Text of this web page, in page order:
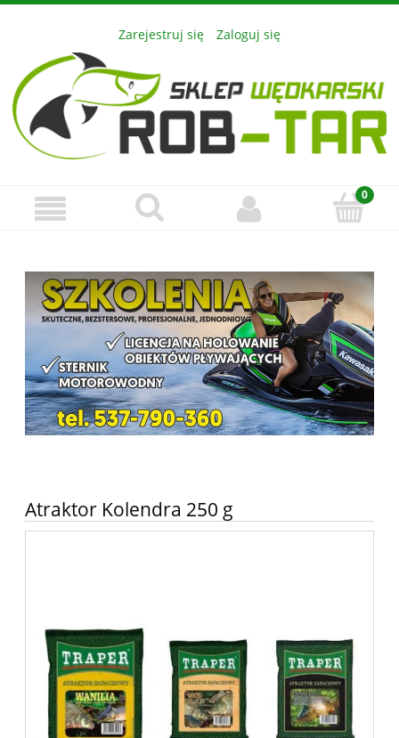
Zarejestruj się Zaloguj się
Atraktor Kolendra 250 g